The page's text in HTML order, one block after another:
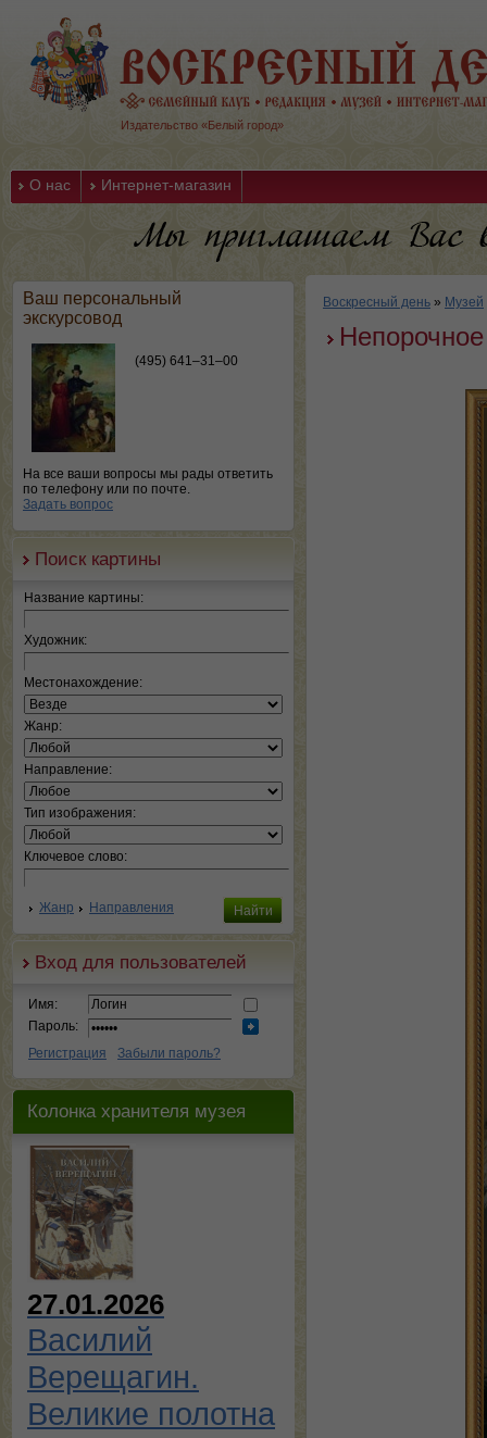
Издательство «Белый город»
О нас Интернет-магазин
Ваш персональный
экскурсовод
(495) 641–31–00
На все ваши вопросы мы рады ответить
по телефону или по почте.
Задать вопрос
Поиск картины
Название картины:
Художник:
Местонахождение:
Жанр:
Направление:
Тип изображения:
Ключевое слово:
Жанр Направления
Вход для пользователей
Имя:
Пароль:
Регистрация
Забыли пароль?
Колонка хранителя музея
27.01.2026
Василий
Верещагин.
Великие полотна
Воскресный день » Музей